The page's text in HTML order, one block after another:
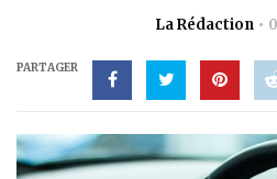
La Rédaction
PARTAGER